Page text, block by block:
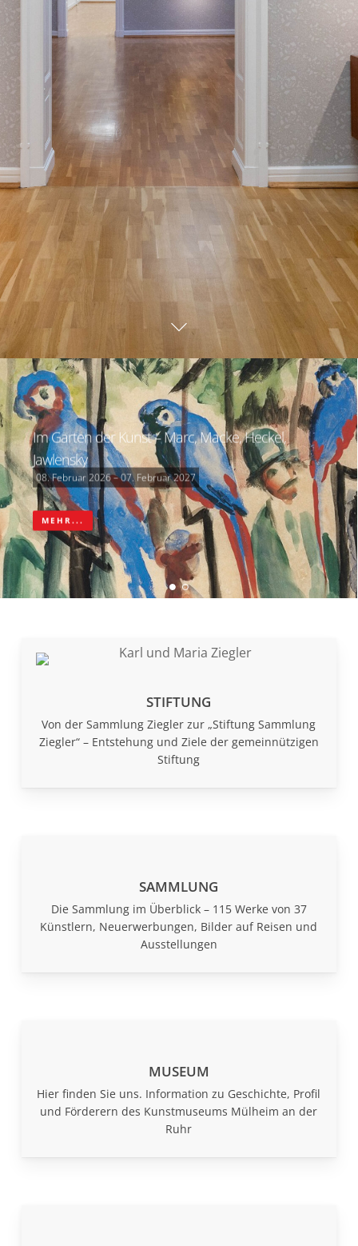
Im Garten der Kunst – Marc, Macke, Heckel,
Jawlensky
08. Februar 2026 – 07. Februar 2027
MEHR...
STIFTUNG
Von der Sammlung Ziegler zur „Stiftung Sammlung
Ziegler“ – Entstehung und Ziele der gemeinnützigen
Stiftung
SAMMLUNG
Die Sammlung im Überblick – 115 Werke von 37
Künstlern, Neuerwerbungen, Bilder auf Reisen und
Ausstellungen
MUSEUM
Hier finden Sie uns. Information zu Geschichte, Profil
und Förderern des Kunstmuseums Mülheim an der
Ruhr